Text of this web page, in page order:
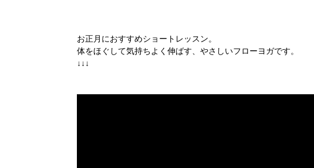
お正月におすすめショートレッスン。
体をほぐして気持ちよく伸ばす、やさしいフローヨガです。
↓↓↓